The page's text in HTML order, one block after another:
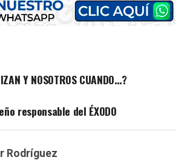
Y NOSOTROS CUANDO…?
responsable del ÉXODO
Rodríguez